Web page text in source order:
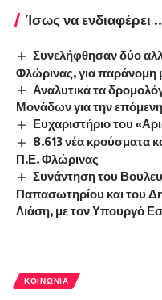
Ίσως να ενδιαφέρει
Συνελήφθησαν δύο
Φλώρινας, για
Αναλυτικά τα
Μονάδων για την
Ευχαριστήριο του
8.613 νέα κρούσματα
Π.Ε. Φλώρινας
Συνάντηση του
Παπασωτηρίου και του
Λιάση, με τον Υπουργό
ΚΟΙΝΩΝΊΑ